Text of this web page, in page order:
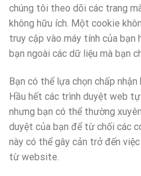
chúng tôi theo dõi các trang
không hữu ích. Một cookie
truy cập vào máy tính của
bạn ngoài các dữ liệu mà bạn
Bạn có thể lựa chọn chấp
Hầu hết các trình duyệt web
nhưng bạn có thể thường
duyệt của bạn để từ chối các
này có thể gây cản trở đến
từ website.